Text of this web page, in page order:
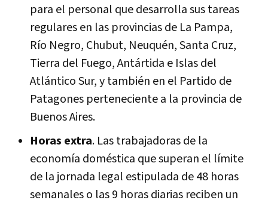
para el personal que desarrolla sus tareas
regulares en las provincias de La Pampa,
Río Negro, Chubut, Neuquén, Santa Cruz,
Tierra del Fuego, Antártida e Islas del
Atlántico Sur, y también en el Partido de
Patagones perteneciente a la provincia de
Buenos Aires.
Horas extra. Las trabajadoras de la
economía doméstica que superan el límite
de la jornada legal estipulada de 48 horas
semanales o las 9 horas diarias reciben un